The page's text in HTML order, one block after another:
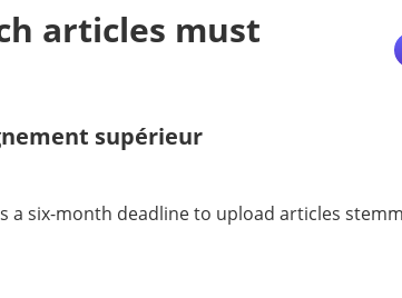
articles must
supérieur
a six-month deadline to upload articles